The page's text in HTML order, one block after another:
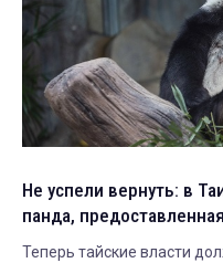
Не успели вернуть: в
панда,
Теперь тайские власти